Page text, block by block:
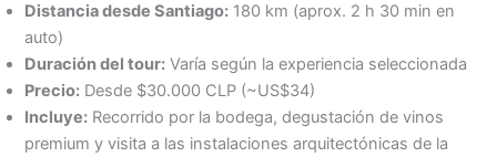
Distancia desde Santiago: 180 km (aprox. 2 h 30 min en
auto)
Duración del tour: Varía según la experiencia seleccionada
Precio: Desde $30.000 CLP (~US$34)
Incluye: Recorrido por la bodega, degustación de vinos
premium y visita a las instalaciones arquitectónicas de la